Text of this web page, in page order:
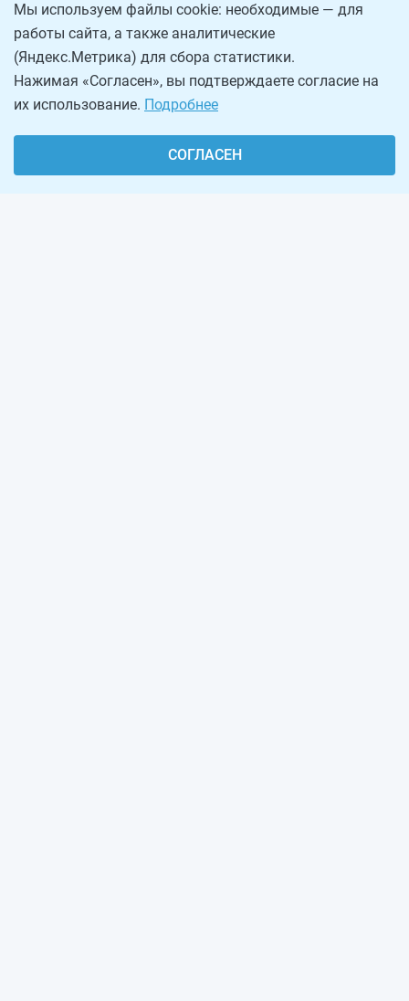
Мы используем файлы cookie: необходимые — для
работы сайта, а также аналитические
(Яндекс.Метрика) для сбора статистики.
Нажимая «Согласен», вы подтверждаете согласие на
их использование. Подробнее
СОГЛАСЕН